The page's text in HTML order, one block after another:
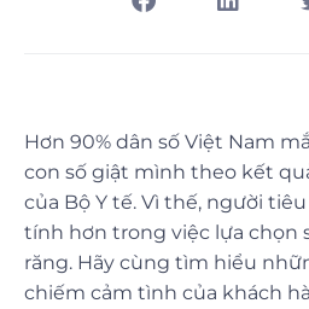
Hơn 90% dân số Việt Nam
con số giật mình theo kết
của Bộ Y tế. Vì thế, người
tính hơn trong việc lựa chọn
răng. Hãy cùng tìm hiểu
chiếm cảm tình của khách